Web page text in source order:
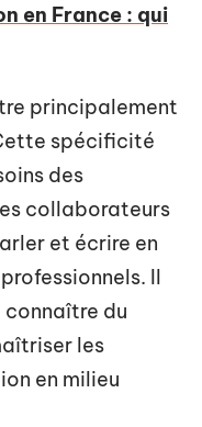
en France : qui
principalement
spécificité
des
collaborateurs
et écrire en
Il
connaître du
les
en milieu